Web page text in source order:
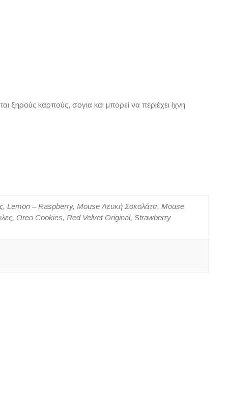
ξηρούς καρπούς, σογια και μπορεί να περιέχει ίχνη
Lemon – Raspberry, Mouse Λευκή Σοκολάτα, Mouse
Oreo Cookies, Red Velvet Original, Strawberry